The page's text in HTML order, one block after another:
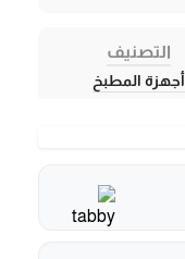
التصنيف
أجهزة المطبخ